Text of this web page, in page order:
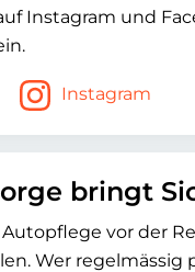
Instagram und
Instagram
bringt
vor der
Wer